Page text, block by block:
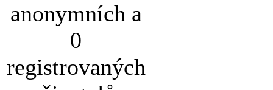
anonymních a
0
registrovaných